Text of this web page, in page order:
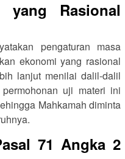
yang Rasional
pengaturan masa
ekonomi yang rasional
lanjut menilai dalil-dalil
uji materi ini
Mahkamah diminta
71 Angka 2